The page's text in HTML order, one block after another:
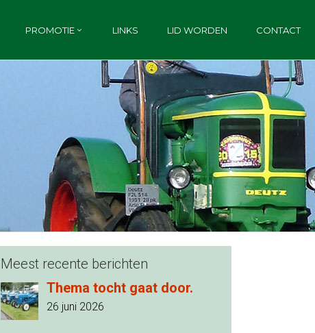
PROMOTIE LINKS LID WORDEN CONTACT
Meest recente berichten
Thema tocht gaat door.
26 juni 2026